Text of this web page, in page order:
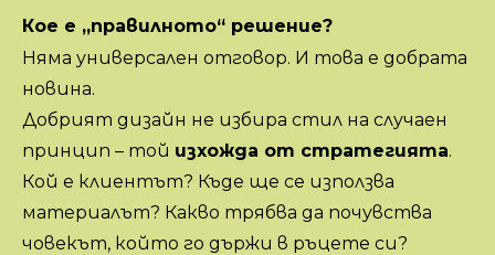
Кое е „правилното“ решение?
Няма универсален отговор. И това е добрата
новина.
Добрият дизайн не избира стил на случаен
принцип – той изхожда от стратегията.
Кой е клиентът? Къде ще се използва
материалът? Какво трябва да почувства
човекът, който го държи в ръцете си?